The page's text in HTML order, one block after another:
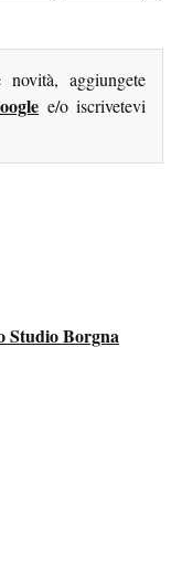
aggiungete
e/o iscrivetevi
Studio Borgna